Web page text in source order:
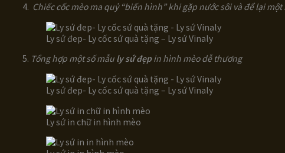
4. Chiếc cốc mèo ma quỷ “biến hình” khi gặp nước sôi và để lại
Ly sứ đep- Ly cốc sứ quà tặng – Ly sứ Vinaly
5. Tổng hợp một số mẫu ly sứ đẹpin hình mèo dễ thương
Ly sứ đep- Ly cốc sứ quà tặng – Ly sứ Vinaly
Ly sứ in chữ in hình mèo